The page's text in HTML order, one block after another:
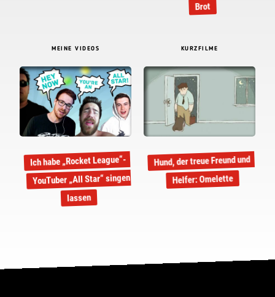
Brot
MEINE VIDEOS
Ich habe „Rocket League“-
YouTuber „All Star“ singen
lassen
KURZFILME
Hund, der treue Freund und
Helfer: Omelette